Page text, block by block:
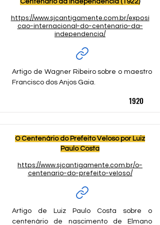
É uma simples homenagem que podemos
fazer à mais bela profissão da
Centenário da Independência (1922)
https://www.sjcantigamente.com.br/exposi
cao-internacional-do-centenario-da-
independencia/
Artigo de Wagner Ribeiro sobre o maestro
Francisco dos Anjos Gaia.
1920
O Centenário do Prefeito Veloso por Luiz
Paulo Costa
https://www.sjcantigamente.com.br/o-
centenario-do-prefeito-veloso/
Artigo de Luiz Paulo Costa sobre o
centenário de nascimento de Elmano